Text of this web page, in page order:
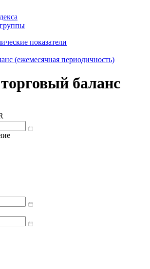
показатели
(ежемесячная периодичность)
баланс